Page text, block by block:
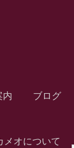
内 ブログ
メオについて